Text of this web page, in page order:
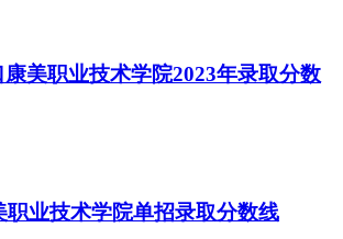
康美职业技术学院2023年录取分数
职业技术学院单招录取分数线